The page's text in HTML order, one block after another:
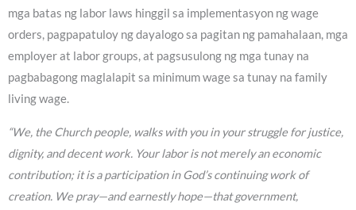
mga batas ng labor laws hinggil sa implementasyon ng wage
orders, pagpapatuloy ng dayalogo sa pagitan ng pamahalaan, mga
employer at labor groups, at pagsusulong ng mga tunay na
pagbabagong maglalapit sa minimum wage sa tunay na family
living wage.
“We, the Church people, walks with you in your struggle for justice,
dignity, and decent work. Your labor is not merely an economic
contribution; it is a participation in God’s continuing work of
creation. We pray—and earnestly hope—that government,